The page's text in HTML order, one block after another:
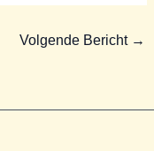
Volgende Bericht →